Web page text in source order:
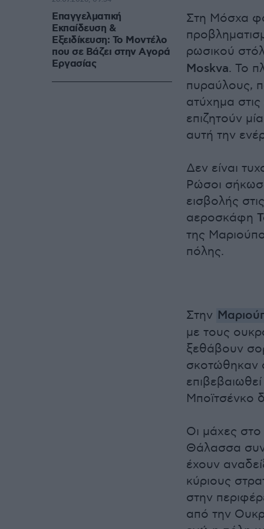
Στη Μόσχα
ρωσικού
Moskva. Το
πυραύλους,
ατύχημα
επιζητούν
αυτή την
Δεν είναι
Ρώσοι
εισβολής
αεροσκάφη
της
πόλης.
Στην
με τους
ξεθάβουν
σκοτώθηκαν
Μποϊτσένκο
Οι μάχες στο
Θάλασσα
έχουν
κύριους
στην
από την
Επαγγελματική
Εκπαίδευση &
Εξειδίκευση: Το Mοντέλο
που σε Bάζει στην Aγορά
Eργασίας